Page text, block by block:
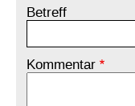
Betreff
Kommentar